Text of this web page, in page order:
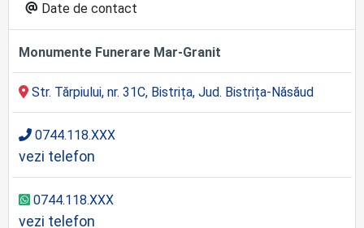
Date de contact
Monumente Funerare Mar-Granit
Str. Tărpiului, nr. 31C, Bistrița, Jud. Bistrița-Năsăud
0744.118.XXX
vezi telefon
0744.118.XXX
vezi telefon